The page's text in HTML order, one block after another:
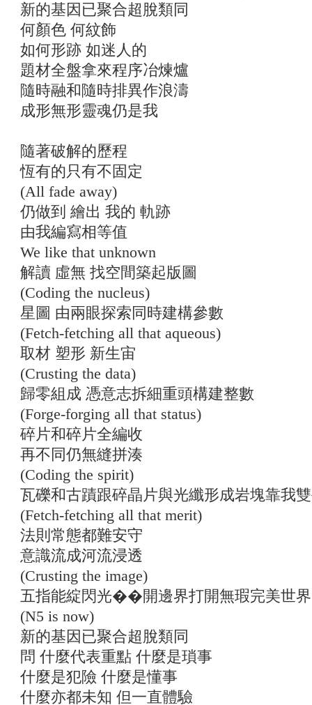
新的基因已聚合超脫類同
何顏色 何紋飾
如何形跡 如迷人的
題材全盤拿來程序冶煉爐
隨時融和隨時排異作浪濤
成形無形靈魂仍是我
隨著破解的歷程
恆有的只有不固定
(All fade away)
仍做到 繪出 我的 軌跡
由我編寫相等值
We like that unknown
解讀 虛無 找空間築起版圖
(Coding the nucleus)
星圖 由兩眼探索同時建構參數
(Fetch-fetching all that aqueous)
取材 塑形 新生宙
(Crusting the data)
歸零組成 憑意志拆細重頭構建整數
(Forge-forging all that status)
碎片和碎片全編收
再不同仍無縫拼湊
(Coding the spirit)
瓦礫和古蹟跟碎晶片與光纖形成岩塊靠我
(Fetch-fetching all that merit)
法則常態都難安守
意識流成河流浸透
(Crusting the image)
五指能綻閃光��開邊界打開無瑕完美世
(N5 is now)
新的基因已聚合超脫類同
問 什麼代表重點 什麼是瑣事
什麼是犯險 什麼是懂事
什麼亦都未知 但一直體驗